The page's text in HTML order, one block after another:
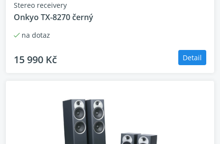
Stereo receivery
Onkyo TX-8270 černý
na dotaz
15 990 Kč Detail